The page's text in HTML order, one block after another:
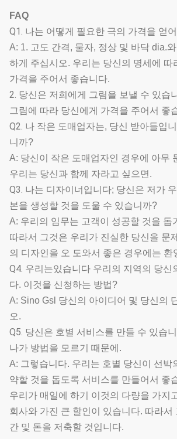
FAQ
Q1. 나는 어떻게 필요한 극의 가격을 얻
A: 1. 고도 간격, 물자, 정상 및 바닥 dia.
하게 주십시오. 우리는 당신의 명세에 따
가격을 주어서 좋습니다.
2. 당신은 저희에게 그림을 보낼 수 있습
그림에 따라 당신에게 가격을 주어서 좋
Q2. 나 작은 도매업자는, 당신 받아들입
니까?
A: 당신이 작은 도매업자인 경우에 아무
우리는 당신과 함께 자라고 싶으면.
Q3. 나는 디자이너입니다; 당신은 저가
본을 생성할 것을 도울 수 있습니까?
A: 우리의 임무는 고객이 성공할 것을 돕
따라서 그것은 우리가 진실한 당신을 문
의 디자인을 오 도와서 좋은 경우에는 환
Q4. 우리는있습니다 우리의 지역의 당신
다. 이것을 신청하는 방법?
A: Sino Gsl 당신의 아이디어 및 당신의
오.
Q5. 당신은 호별 서비스를 만들 수 있습
나가 방법을 모르기 때문에.
A: 그렇습니다. 우리는 호별 당신이 선박
약할 것을 돕도록 서비스를 만들어서 좋
우리가 매일에 하기 이것의 다량을 가지
회사와 가진 큰 할인이 있습니다. 따라서
간 및 돈을 저축할 것입니다.